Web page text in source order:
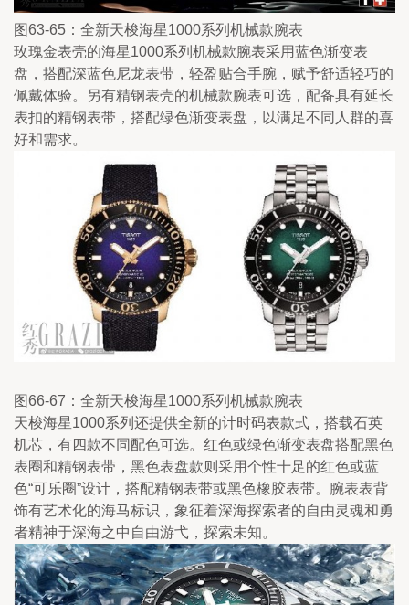
图63-65：全新天梭海星1000系列机械款腕表
玫瑰金表壳的海星1000系列机械款腕表采用蓝色渐变表
盘，搭配深蓝色尼龙表带，轻盈贴合手腕，赋予舒适轻巧的
佩戴体验。另有精钢表壳的机械款腕表可选，配备具有延长
表扣的精钢表带，搭配绿色渐变表盘，以满足不同人群的喜
好和需求。
图66-67：全新天梭海星1000系列机械款腕表
天梭海星1000系列还提供全新的计时码表款式，搭载石英
机芯，有四款不同配色可选。红色或绿色渐变表盘搭配黑色
表圈和精钢表带，黑色表盘款则采用个性十足的红色或蓝
色“可乐圈”设计，搭配精钢表带或黑色橡胶表带。腕表表背
饰有艺术化的海马标识，象征着深海探索者的自由灵魂和勇
者精神于深海之中自由游弋，探索未知。